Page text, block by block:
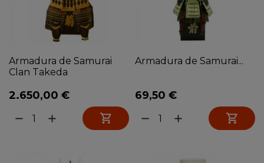
Armadura de Samurai
Clan Takeda
2.650,00 €
remove add 
Armadura de Samurai...
69,50 €
remove add 